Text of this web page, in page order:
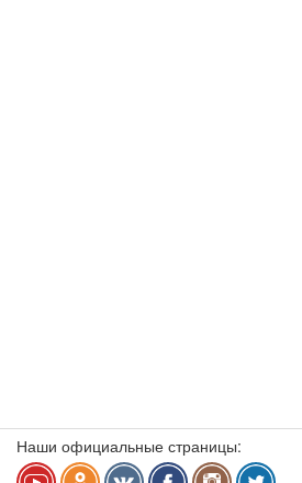
Наши официальные страницы: